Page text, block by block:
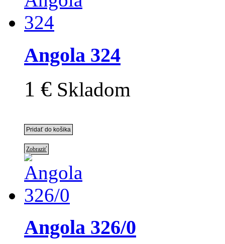
Angola 324
1 € Skladom
Zobraziť
Angola 326/0